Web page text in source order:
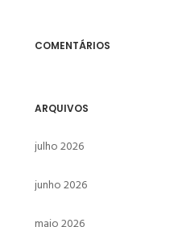
COMENTÁRIOS
ARQUIVOS
julho 2026
junho 2026